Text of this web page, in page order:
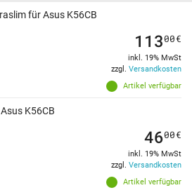
für Asus K56CB
Artikel verfügbar
11300€
inkl. 19% MwSt
zzgl. Versandkosten
K56CB
Artikel verfügbar
4600€
inkl. 19% MwSt
zzgl. Versandkosten